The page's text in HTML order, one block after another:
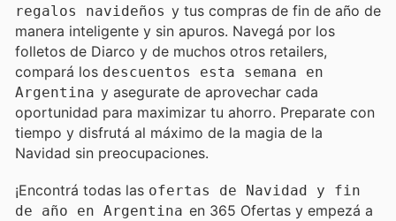
regalos navideños y tus compras de fin de año de
manera inteligente y sin apuros. Navegá por los
folletos de Diarco y de muchos otros retailers,
compará los descuentos esta semana en
Argentina y asegurate de aprovechar cada
oportunidad para maximizar tu ahorro. Preparate con
tiempo y disfrutá al máximo de la magia de la
Navidad sin preocupaciones.
¡Encontrá todas las ofertas de Navidad y fin
de año en Argentina en 365 Ofertas y empezá a